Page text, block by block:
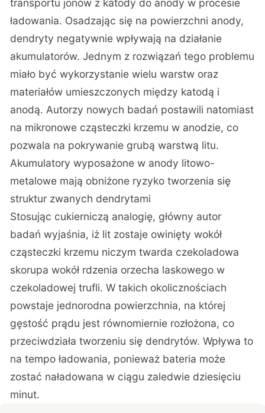
transportu jonów z katody do anody w procesie
ładowania. Osadzając się na powierzchni anody,
dendryty negatywnie wpływają na działanie
akumulatorów. Jednym z rozwiązań tego problemu
miało być wykorzystanie wielu warstw oraz
materiałów umieszczonych między katodą i
anodą. Autorzy nowych badań postawili natomiast
na mikronowe cząsteczki krzemu w anodzie, co
pozwala na pokrywanie grubą warstwą litu.
Akumulatory wyposażone w anody litowo-
metalowe mają obniżone ryzyko tworzenia się
struktur zwanych dendrytami
Stosując cukierniczą analogię, główny autor
badań wyjaśnia, iż lit zostaje owinięty wokół
cząsteczki krzemu niczym twarda czekoladowa
skorupa wokół rdzenia orzecha laskowego w
czekoladowej trufli. W takich okolicznościach
powstaje jednorodna powierzchnia, na której
gęstość prądu jest równomiernie rozłożona, co
przeciwdziała tworzeniu się dendrytów. Wpływa to
na tempo ładowania, ponieważ bateria może
zostać naładowana w ciągu zaledwie dziesięciu
minut.